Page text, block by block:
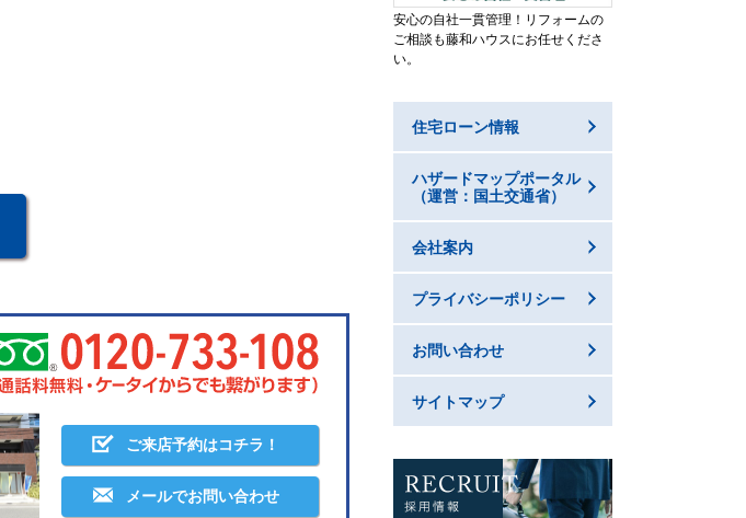
ご来店予約はコチラ！
メールでお問い合わせ
安心の自社一貫管理！リフォームの
ご相談も藤和ハウスにお任せくださ
い。
住宅ローン情報
ハザードマップポータル
（運営：国土交通省）
会社案内
プライバシーポリシー
お問い合わせ
サイトマップ